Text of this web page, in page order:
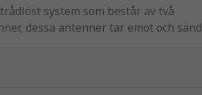
system som består av två
dessa antenner tar emot och
från de aktiverade taggarna.